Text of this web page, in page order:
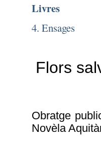
Livres
4. Ensages
Flors
Obratge
Novèla